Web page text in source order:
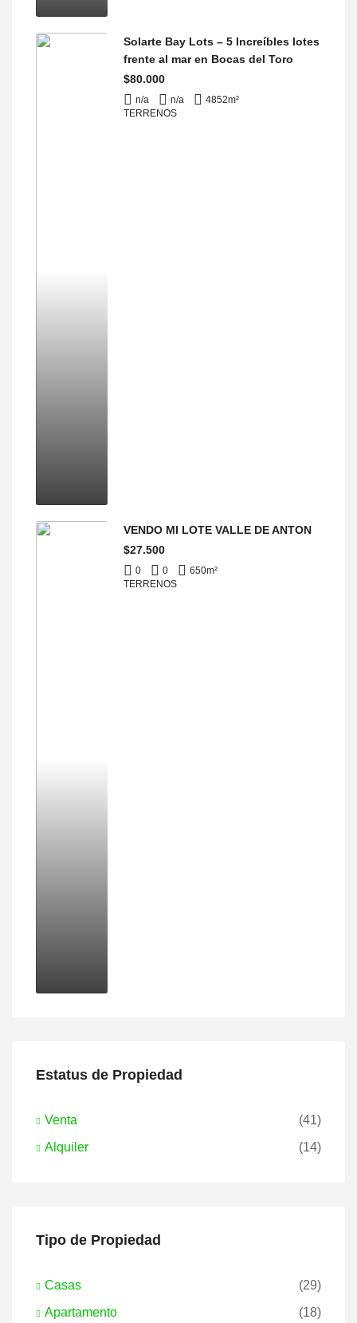
Solarte Bay Lots – 5 Increíbles lotes
frente al mar en Bocas del Toro
$80.000
n/a n/a 4852m²
TERRENOS
VENDO MI LOTE VALLE DE ANTON
$27.500
0 0 650m²
TERRENOS
Estatus de Propiedad
Venta
(41)
Alquiler
(14)
Tipo de Propiedad
Casas
(29)
Apartamento
(18)